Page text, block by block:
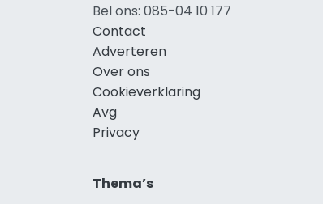
Bel ons: 085-04 10 177
Contact
Adverteren
Over ons
Cookieverklaring
Avg
Privacy
Thema’s